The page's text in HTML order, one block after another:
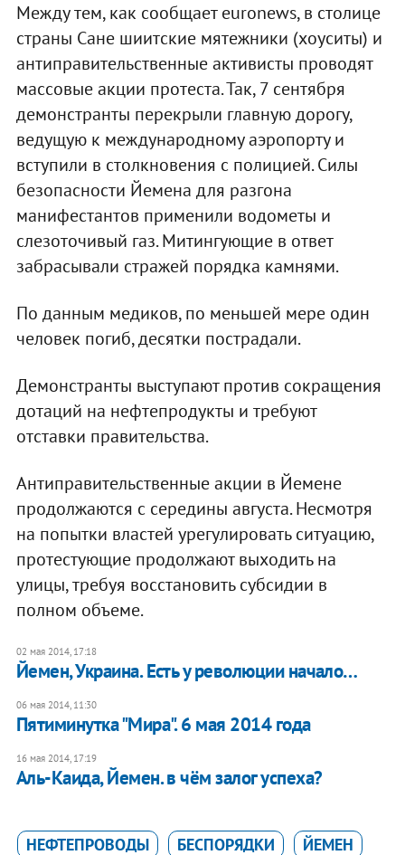
Между тем, как сообщает euronews, в столице
страны Сане шиитские мятежники (хоуситы) и
антиправительственные активисты проводят
массовые акции протеста. Так, 7 сентября
демонстранты перекрыли главную дорогу,
ведущую к международному аэропорту и
вступили в столкновения с полицией. Силы
безопасности Йемена для разгона
манифестантов применили водометы и
слезоточивый газ. Митингующие в ответ
забрасывали стражей порядка камнями.
По данным медиков, по меньшей мере один
человек погиб, десятки пострадали.
Демонстранты выступают против сокращения
дотаций на нефтепродукты и требуют
отставки правительства.
Антиправительственные акции в Йемене
продолжаются с середины августа. Несмотря
на попытки властей урегулировать ситуацию,
протестующие продолжают выходить на
улицы, требуя восстановить субсидии в
полном объеме.
02 мая 2014, 17:18
Йемен, Украина. Есть у революции начало…
06 мая 2014, 11:30
Пятиминутка "Мира". 6 мая 2014 года
16 мая 2014, 17:19
Аль-Каида, Йемен. в чём залог успеха?
НЕФТЕПРОВОДЫ БЕСПОРЯДКИ ЙЕМЕН